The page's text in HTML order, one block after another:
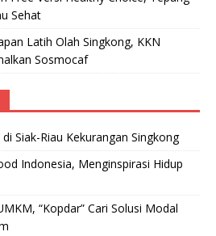
Sehat
Latih Olah Singkong, KKN
Sosmocaf
Siak-Riau Kekurangan Singkong
Indonesia, Menginspirasi Hidup
“Kopdar” Cari Solusi Modal